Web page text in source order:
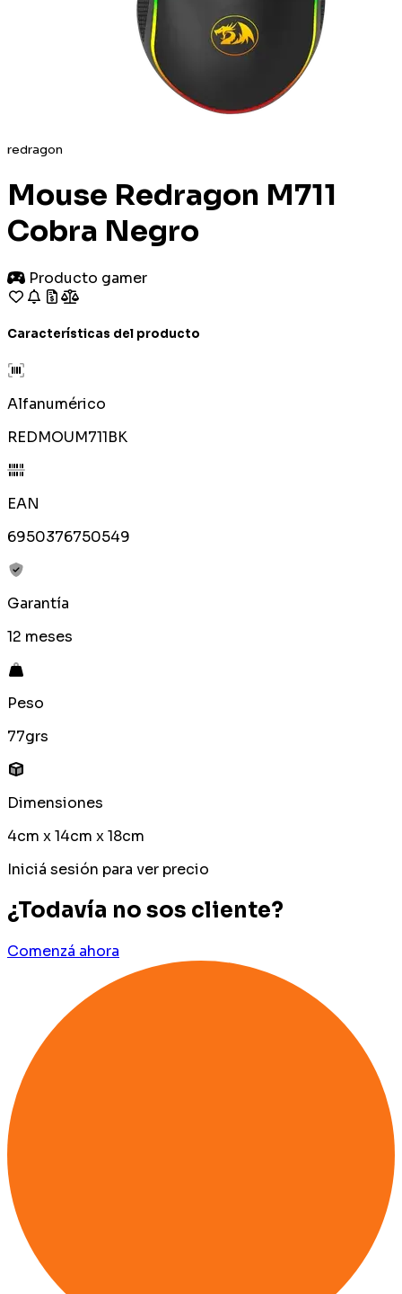
redragon
Mouse Redragon M711
Cobra Negro
Producto gamer
Características del producto
Alfanumérico
REDMOUM711BK
EAN
6950376750549
Garantía
12 meses
Peso
77grs
Dimensiones
4cm x 14cm x 18cm
Iniciá sesión para ver precio
¿Todavía no sos cliente?
Comenzá ahora